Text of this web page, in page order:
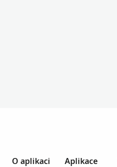
O aplikaci
Aplikace